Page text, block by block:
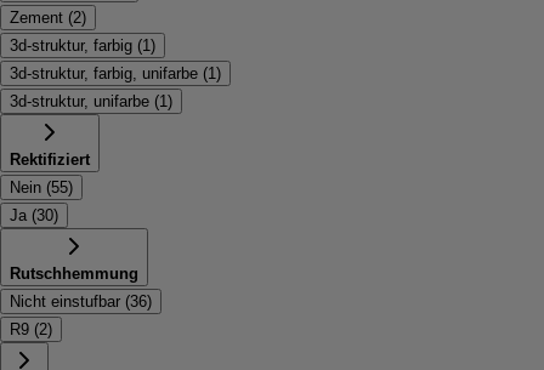
Zement (2)
3d-struktur, farbig (1)
3d-struktur, farbig, unifarbe (1)
3d-struktur, unifarbe (1)
Rektifiziert
Nein (55)
Ja (30)
Rutschhemmung
Nicht einstufbar (36)
R9 (2)